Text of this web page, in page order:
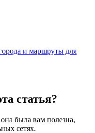
и маршруты для
статья?
была вам полезна,
сетях.